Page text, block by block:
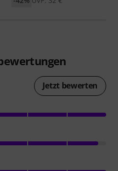
Jetzt bewerten